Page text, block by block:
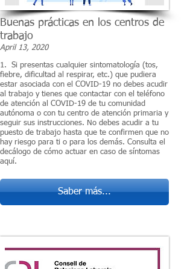
Buenas prácticas en los centros de
trabajo
April 13, 2020
1. Si presentas cualquier sintomatología (tos,
fiebre, dificultad al respirar, etc.) que pudiera
estar asociada con el COVID-19 no debes acudir
al trabajo y tienes que contactar con el teléfono
de atención al COVID-19 de tu comunidad
autónoma o con tu centro de atención primaria y
seguir sus instrucciones. No debes acudir a tu
puesto de trabajo hasta que te confirmen que no
hay riesgo para ti o para los demás. Consulta el
decálogo de cómo actuar en caso de síntomas
aquí.
Saber más...